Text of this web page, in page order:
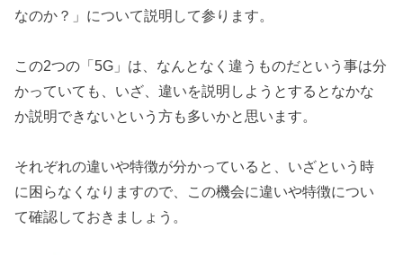
なのか？」について説明して参ります。
この2つの「5G」は、なんとなく違うものだという事は分
かっていても、いざ、違いを説明しようとするとなかな
か説明できないという方も多いかと思います。
それぞれの違いや特徴が分かっていると、いざという時
に困らなくなりますので、この機会に違いや特徴につい
て確認しておきましょう。